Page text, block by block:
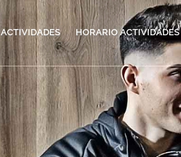
ACTIVIDADES HORARIO ACTIVIDADES